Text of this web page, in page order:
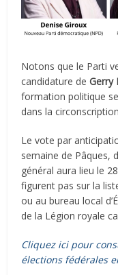
Notons que le Parti
candidature deGerry
formation politique
dans la
Le vote par
semaine de Pâques,
général aura lieu le
figurent pas sur la
ou au bureau local
de la Légion royale
Cliquez ici pour
élections fédérales